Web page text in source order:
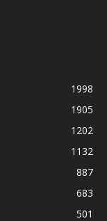
1998
1905
1202
1132
887
683
501